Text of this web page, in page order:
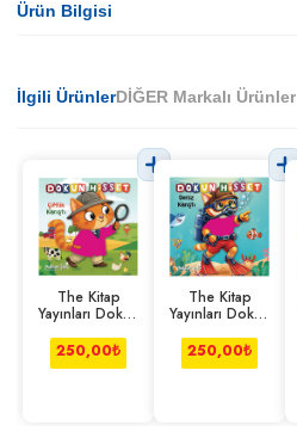
Ürün Bilgisi
İlgili ÜrünlerDİĞER Markalı Ürünler
The Kitap
Yayınları Dokun
Karıştı
250,00₺
The Kitap
Yayınları Dokun
Karıştı
250,00₺